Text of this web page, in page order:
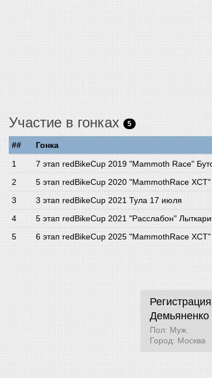
Участие в гонках 5
## Гонка
7 этап redBikeCup 2019 "Mammoth Race"
5 этап redBikeCup 2020 "MammothRace XCT"
3 этап redBikeCup 2021 Тула 17 июля
5 этап redBikeCup 2021 "Расслабон"
6 этап redBikeCup 2025 "MammothRace XCT"
Пол: Муж.
Город: Москва